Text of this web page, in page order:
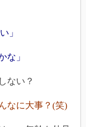
」
な」
ない？
なに大事？(笑)